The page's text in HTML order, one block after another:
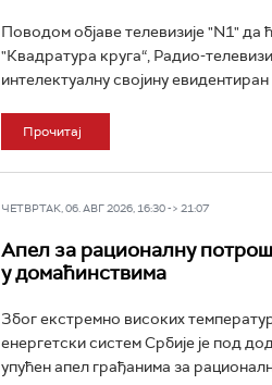
Поводом објаве телевизије "N1" да
"Квадратура круга“, Радио-
интелектуалну својину евидентиран
Прочитај
ЧЕТВРТАК, 06. АВГ 2026, 16:30 -> 21:07
Апел за рационалну
у домаћинствима
Због екстремно високих
енергетски систем Србије је под
упућен апел грађанима за